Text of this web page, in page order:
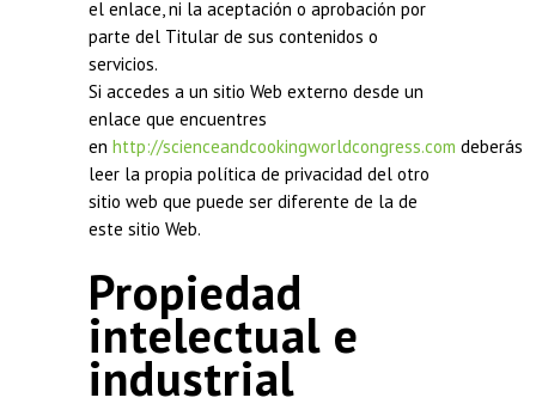
el enlace, ni la aceptación o aprobación por
parte del Titular de sus contenidos o
servicios.
Si accedes a un sitio Web externo desde un
enlace que encuentres
en http://scienceandcookingworldcongress.com deberás
leer la propia política de privacidad del otro
sitio web que puede ser diferente de la de
este sitio Web.
Propiedad
intelectual e
industrial